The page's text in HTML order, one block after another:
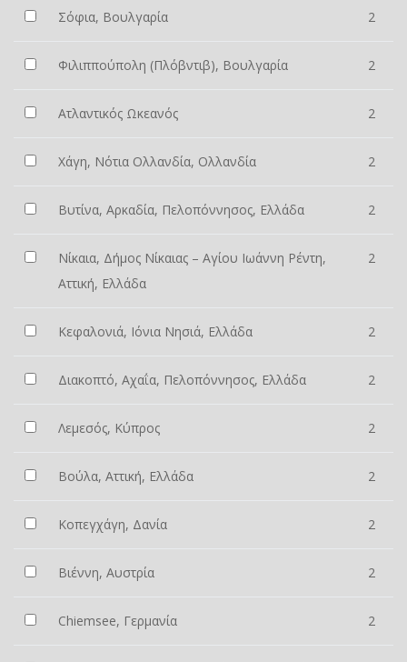
Σόφια, Βουλγαρία 2
Φιλιππούπολη (Πλόβντιβ), Βουλγαρία 2
Ατλαντικός Ωκεανός 2
Χάγη, Νότια Ολλανδία, Ολλανδία 2
Βυτίνα, Αρκαδία, Πελοπόννησος, Ελλάδα 2
Νίκαια, Δήμος Νίκαιας – Αγίου Ιωάννη Ρέντη,
Αττική, Ελλάδα
2
Κεφαλονιά, Ιόνια Νησιά, Ελλάδα 2
Διακοπτό, Αχαΐα, Πελοπόννησος, Ελλάδα 2
Λεμεσός, Κύπρος 2
Βούλα, Αττική, Ελλάδα 2
Κοπεγχάγη, Δανία 2
Βιέννη, Αυστρία 2
Chiemsee, Γερμανία 2